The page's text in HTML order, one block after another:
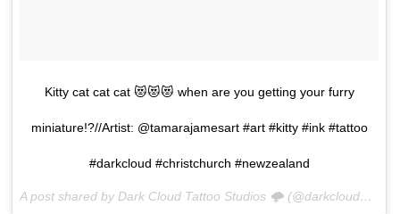
Kitty cat cat cat 😻😻😻 when are you getting your furry
miniature!?//Artist: @tamarajamesart #art #kitty #ink #tattoo
#darkcloud #christchurch #newzealand
A post shared by Dark Cloud Tattoo Studios 🌩 (@darkcloud_studiosnz) on